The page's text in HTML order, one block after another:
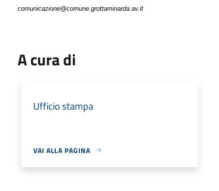
comunicazione@comune.grottaminarda.av.it
A cura di
Ufficio stampa
VAI ALLA PAGINA